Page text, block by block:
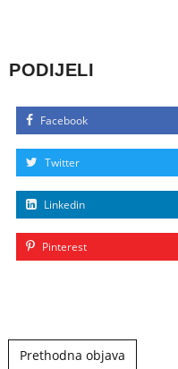
PODIJELI
Facebook
Twitter
Linkedin
Pinterest
Post navigation
Prethodna objava